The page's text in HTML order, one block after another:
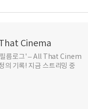
Cinema
필름로그' – All That Cinem
의 기록! 지금 스트리밍 중